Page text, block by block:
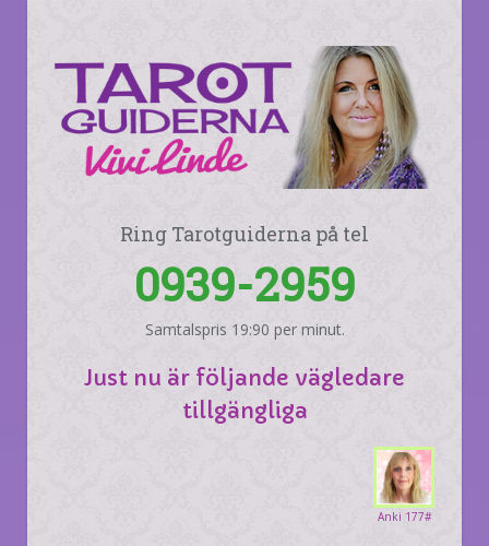
Ring Tarotguiderna på tel
0939-2959
Samtalspris 19:90 per minut.
Just nu är följande vägledare
tillgängliga
Anki 177#